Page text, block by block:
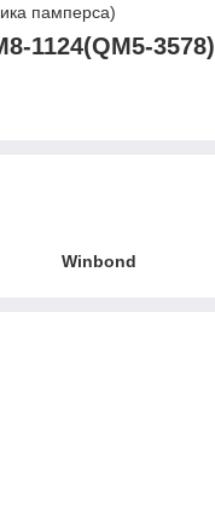
памперса)
1124(QM5-3578)
Winbond